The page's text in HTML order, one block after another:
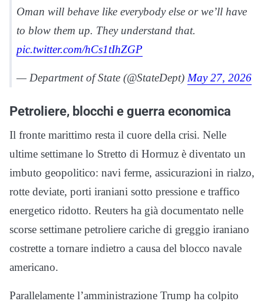
Oman will behave like everybody else or we’ll have
to blow them up. They understand that.
pic.twitter.com/hCs1tIhZGP
— Department of State (@StateDept) May 27, 2026
Petroliere, blocchi e guerra economica
Il fronte marittimo resta il cuore della crisi. Nelle
ultime settimane lo Stretto di Hormuz è diventato un
imbuto geopolitico: navi ferme, assicurazioni in rialzo,
rotte deviate, porti iraniani sotto pressione e traffico
energetico ridotto. Reuters ha già documentato nelle
scorse settimane petroliere cariche di greggio iraniano
costrette a tornare indietro a causa del blocco navale
americano.
Parallelamente l’amministrazione Trump ha colpito